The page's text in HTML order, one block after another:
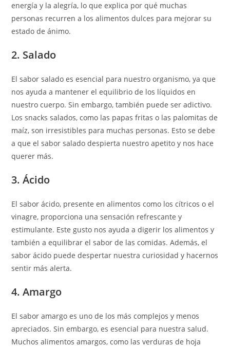
energía y la alegría, lo que explica por qué muchas
personas recurren a los alimentos dulces para mejorar su
estado de ánimo.
2. Salado
El sabor salado es esencial para nuestro organismo, ya que
nos ayuda a mantener el equilibrio de los líquidos en
nuestro cuerpo. Sin embargo, también puede ser adictivo.
Los snacks salados, como las papas fritas o las palomitas de
maíz, son irresistibles para muchas personas. Esto se debe
a que el sabor salado despierta nuestro apetito y nos hace
querer más.
3. Ácido
El sabor ácido, presente en alimentos como los cítricos o el
vinagre, proporciona una sensación refrescante y
estimulante. Este gusto nos ayuda a digerir los alimentos y
también a equilibrar el sabor de las comidas. Además, el
sabor ácido puede despertar nuestra curiosidad y hacernos
sentir más alerta.
4. Amargo
El sabor amargo es uno de los más complejos y menos
apreciados. Sin embargo, es esencial para nuestra salud.
Muchos alimentos amargos, como las verduras de hoja